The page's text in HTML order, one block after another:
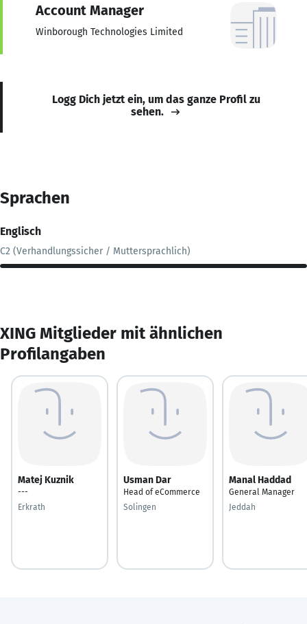
Account Manager
Winborough Technologies Limited
Logg Dich jetzt ein, um das ganze Profil zu
sehen.
Sprachen
Englisch
C2 (Verhandlungssicher / Muttersprachlich)
XING Mitglieder mit ähnlichen
Profilangaben
Matej Kuznik
---
Erkrath
Usman Dar
Head of eCommerce
Solingen
Manal Haddad
General Manager
Jeddah